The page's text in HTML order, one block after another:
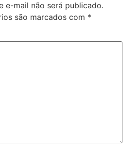
e-mail não será publicado.
são marcados com *